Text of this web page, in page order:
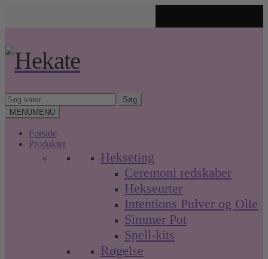
navigation
indhold
Søg
efter:
Søg
MENUMENU
Forside
Produkter
Hekseting
Ceremoni redskaber
Hekseurter
Intentions Pulver og Olie
Simmer Pot
Spell-kits
Røgelse